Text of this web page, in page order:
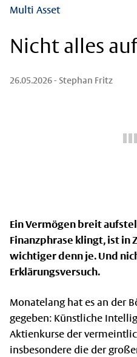
Multi Asset
Nicht alles
26.05.2026- Stephan Fritz
Ein Vermögen breit
Finanzphrase klingt, ist in
wichtiger denn je. Und
Erklärungsversuch.
Monatelang hat es an der
gegeben: Künstliche
Aktienkurse der
insbesondere die der